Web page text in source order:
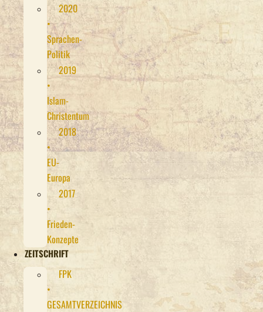
2020
•
Sprachen-
Politik
2019
•
Islam-
Christentum
2018
•
EU-
Europa
2017
•
Frieden-
Konzepte
ZEITSCHRIFT
FPK
•
GESAMTVERZEICHNIS